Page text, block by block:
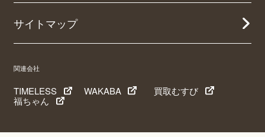
サイトマップ
関連会社
TIMELESS WAKABA
買取むすび
福ちゃん